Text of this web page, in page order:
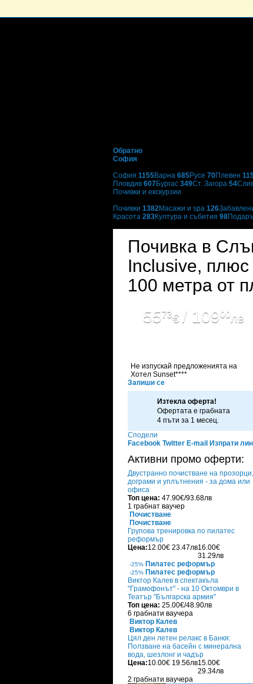
Обратно
София
София 1155Варна 685Русе 70Плевен
Пловдив 607Бургас 349Ст. Загора 54
Почивки и екскурзии
Почивки 1382Масажи и spa 126
Красота 283Култура и събития 98
Почивка в
Inclusive, плюс
100 метра от
5573€ / 10900лв
Не изпускай предложенията на
Хотел Sunset****
Запиши се
Изтекла оферта!
Офертата е грабната
4 пъти за 1 месец.
Сподели
Facebook Twitter E-mail Изпрати
Активни промо оферти:
Двустранно почистване на прозорци,
дограми и уплътнения - за дома или
офиса
Топ цена: 47.90€/93.68лв
1 грабнат ваучер
Почистване
Почистване
Групова тренировка по пилатес
реформър
Цена:12.00€ 23.47лв16.00€
31.29лв
-25% Пилатес реформър
-25% Пилатес реформър
Виктор Калев в спектакъла
"Грамофонът" - на 10 Октомври в
Театър "Българска армия"
Топ цена: 25.00€/48.90лв
6 грабнати ваучера
Виктор Калев
Виктор Калев
Цял ден летен релакс в Банкя:
Ползване на басейн с минерална
вода, шезлонг и чадър
Цена:10.00€ 19.56лв15.00€
29.34лв
2 грабнати ваучера